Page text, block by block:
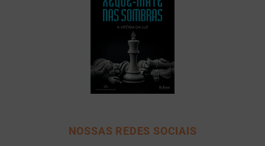
NOSSAS REDES SOCIAIS